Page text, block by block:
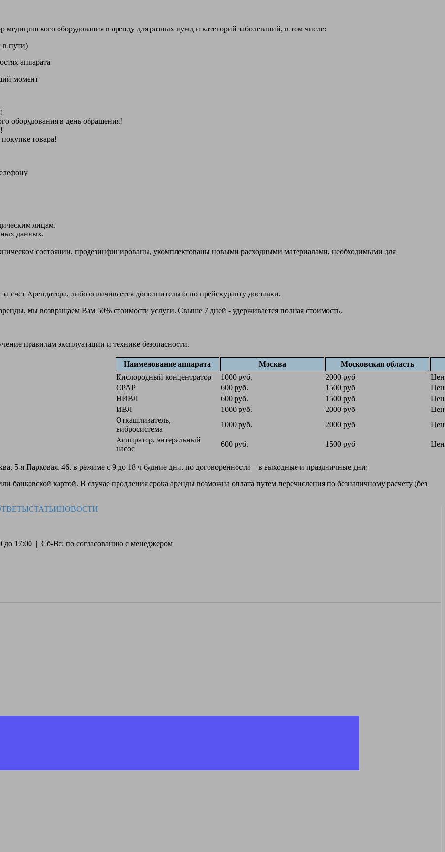
оборудования в аренду для разных нужд и категорий заболеваний, в том числе:
в пути)
аппарата
момент
оборудования в день обращения!
товара!
лицам.
данных.
состоянии, продезинфицированы, укомплектованы новыми расходными материалами, необходимыми для
счет Арендатора, либо оплачивается дополнительно по прейскуранту доставки.
мы возвращаем Вам 50% стоимости услуги. Свыше 7 дней - удерживается полная стоимость.
правилам эксплуатации и технике безопасности.
Наименование аппарата Москва
Московская область
Кислородный концентратор
1000 руб. 2000 руб.
CPAP
600 руб. 1500 руб.
НИВЛ
600 руб. 1500 руб.
ИВЛ
1000 руб. 2000 руб.
Откашливатель,
вибросистема
1000 руб. 2000 руб.
Аспиратор, энтеральный
насос
600 руб. 1500 руб.
5-я Парковая, 46, в режиме с 9 до 18 ч будние дни, по договоренности – в выходные и праздничные дни;
банковской картой. В случае продления срока аренды возможна оплата путем перечисления по безналичному расчету (без
СТАТЬИНОВОСТИ
до 17:00 | Сб-Вс: по согласованию с менеджером